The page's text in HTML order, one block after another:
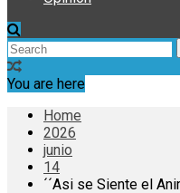
You are here
Home
2026
junio
14
´´Asi se Siente el